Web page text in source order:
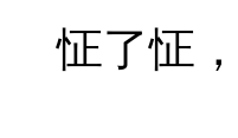
怔了怔，